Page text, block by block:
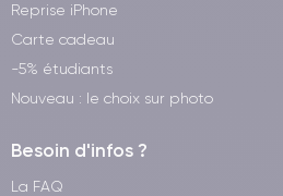
Reprise iPhone
Carte cadeau
-5% étudiants
Nouveau : le choix sur photo
Besoin d'infos ?
La FAQ